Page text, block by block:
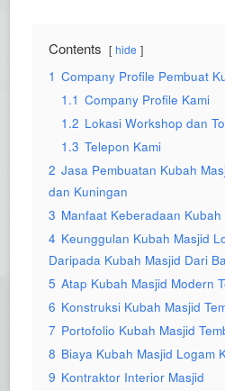
Contents hide
1 Company Profile Pembuat
1.1 Company Profile Kami
1.2 Lokasi Workshop dan
1.3 Telepon Kami
2 Jasa Pembuatan Kubah
dan Kuningan
3 Manfaat Keberadaan Kubah
4 Keunggulan Kubah Masjid
Daripada Kubah Masjid Dari
5 Atap Kubah Masjid Modern
6 Konstruksi Kubah Masjid
7 Portofolio Kubah Masjid
8 Biaya Kubah Masjid Logam
9 Kontraktor Interior Masjid